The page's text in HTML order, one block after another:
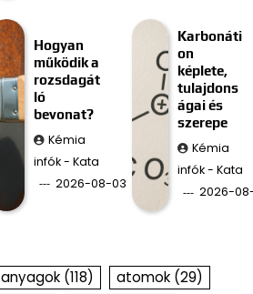
Hogyan
működik a
rozsdagát
ló
bevonat?
Kémia
infók - Kata
2026-08-03
Karbonáti
on
képlete,
tulajdons
ágai és
szerepe
Kémia
infók - Kata
2026-
anyagok (118) atomok (29)